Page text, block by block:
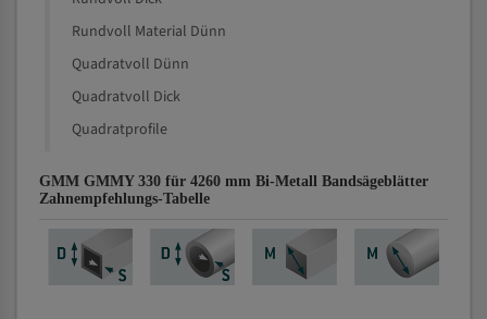
Rundvoll Material Dünn
Quadratvoll Dünn
Quadratvoll Dick
Quadratprofile
GMM GMMY 330 für 4260 mm Bi-Metall Bandsägeblätter
Zahnempfehlungs-Tabelle